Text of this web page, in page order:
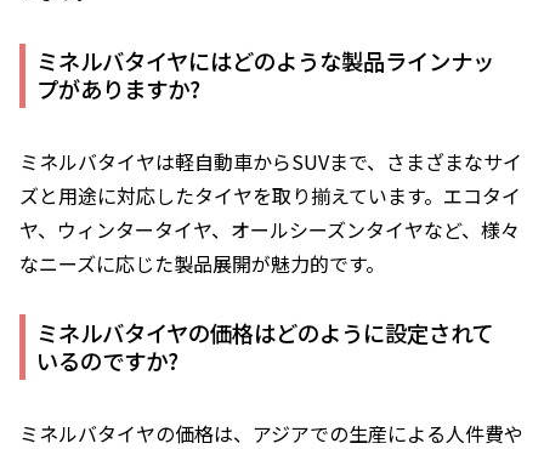
ミネルバタイヤにはどのような製品ラインナッ
プがありますか?
ミネルバタイヤは軽自動車からSUVまで、さまざまなサイ
ズと用途に対応したタイヤを取り揃えています。エコタイ
ヤ、ウィンタータイヤ、オールシーズンタイヤなど、様々
なニーズに応じた製品展開が魅力的です。
ミネルバタイヤの価格はどのように設定されて
いるのですか?
ミネルバタイヤの価格は、アジアでの生産による人件費や